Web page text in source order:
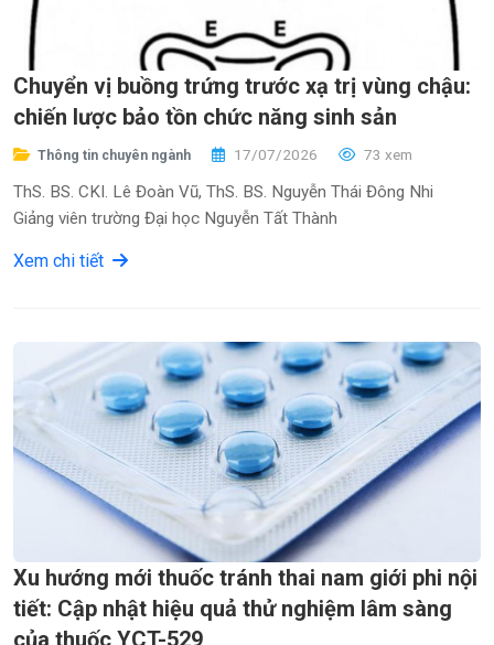
Chuyển vị buồng trứng trước xạ trị vùng chậu:
chiến lược bảo tồn chức năng sinh sản
Thông tin chuyên ngành 17/07/2026 73 xem
ThS. BS. CKI. Lê Đoàn Vũ, ThS. BS. Nguyễn Thái Đông Nhi
Giảng viên trường Đại học Nguyễn Tất Thành
Xem chi tiết
Xu hướng mới thuốc tránh thai nam giới phi nội
tiết: Cập nhật hiệu quả thử nghiệm lâm sàng
của thuốc YCT-529